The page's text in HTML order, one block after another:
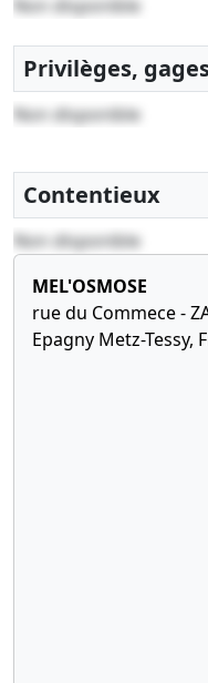
Non disponible
Privilèges,
Non disponible
Contentieux
Non disponible
MEL'OSMOSE
rue du Commece -
Epagny Metz-Tessy,